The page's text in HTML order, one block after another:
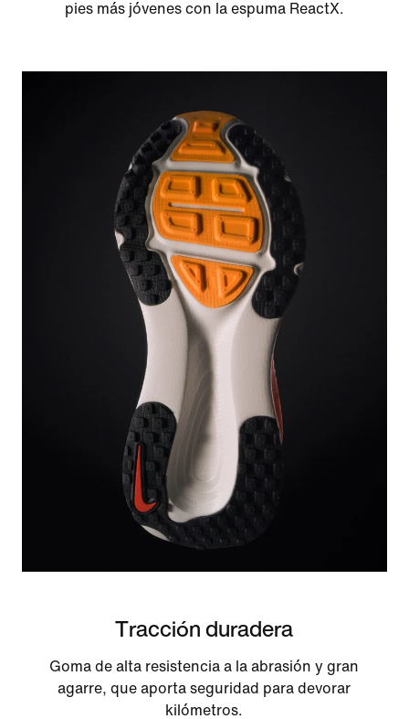
pies más jóvenes con la espuma ReactX.
Tracción duradera
Goma de alta resistencia a la abrasión y gran
agarre, que aporta seguridad para devorar
kilómetros.